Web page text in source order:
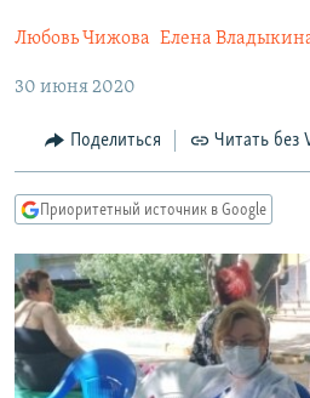
Вернутся
навигации
Вернутся
поиску
МНЕНИЯ
КУЛЬТУРА
IDEL.РЕАЛИИ
СЕВЕР.РЕАЛИИ
СИБИРЬ.РЕАЛИИ
РАСПИСАНИЕ ВЕЩАНИЯ
ПОДПИШИТЕСЬ НА РАССЫЛКУ
Любовь Чижова Елена
30 июня 2020
Поделиться Читать без
Приоритетный источник в Google